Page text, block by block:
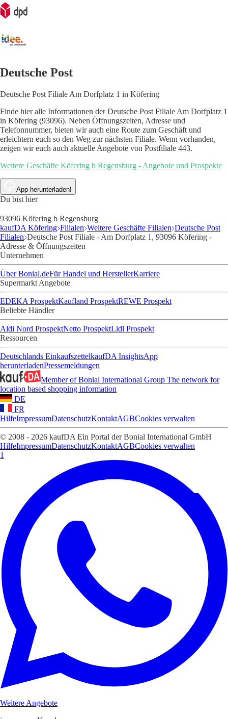
Deutsche Post
Deutsche Post Filiale Am Dorfplatz 1 in Köfering
Finde hier alle Informationen der Deutsche Post Filiale Am Dorfplatz 1
in Köfering (93096). Neben Öffnungszeiten, Adresse und
Telefonnummer, bieten wir auch eine Route zum Geschäft und
erleichtern euch so den Weg zur nächsten Filiale. Wenn vorhanden,
zeigen wir euch auch aktuelle Angebote von Postfiliale 443.
Weitere Geschäfte Köfering b Regensburg - Angebote und Prospekte
App herunterladen!
Du bist hier
93096 Köfering b Regensburg
kaufDA Köfering Filialen Weitere Geschäfte Filialen Deutsche Post
Filialen Deutsche Post Filiale - Am Dorfplatz 1, 93096 Köfering -
Adresse & Öffnungszeiten
Unternehmen
Über Bonial.deFür Handel und HerstellerKarriere
Supermarkt Angebote
EDEKA ProspektKaufland ProspektREWE Prospekt
Beliebte Händler
Aldi Nord ProspektNetto ProspektLidl Prospekt
Ressourcen
Deutschlands EinkaufszettelkaufDA InsightsApp
herunterladenPressemeldungen
Member of Bonial International Group The network for
location based shopping information
DE
FR
HilfeImpressumDatenschutzKontaktAGBCookies verwalten
© 2008 - 2026 kaufDA Ein Portal der Bonial International GmbH
HilfeImpressumDatenschutzKontaktAGBCookies verwalten
1
Weitere Angebote